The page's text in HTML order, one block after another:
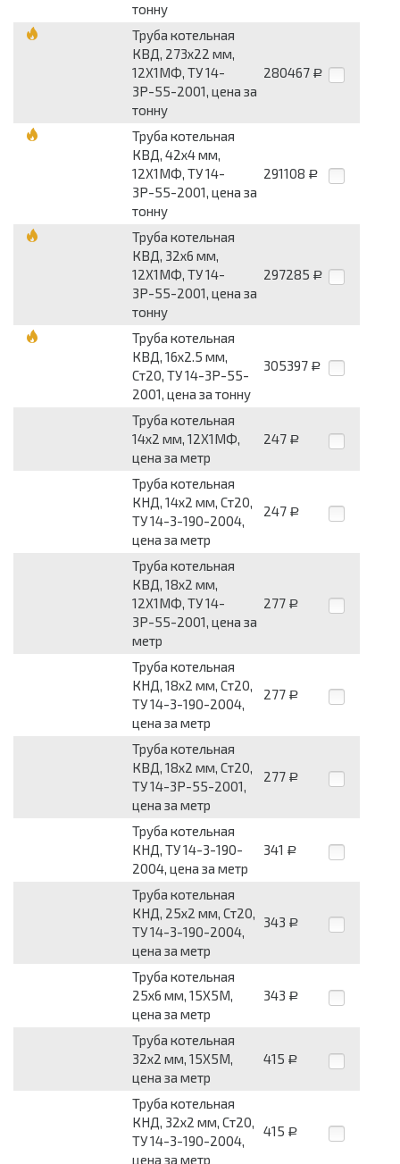
тонну
Труба котельная
КВД, 273х22 мм,
12Х1МФ, ТУ 14-
3Р-55-2001, цена за
тонну
280467 Р
Труба котельная
КВД, 42х4 мм,
12Х1МФ, ТУ 14-
3Р-55-2001, цена за
тонну
291108 Р
Труба котельная
КВД, 32х6 мм,
12Х1МФ, ТУ 14-
3Р-55-2001, цена за
тонну
297285 Р
Труба котельная
КВД, 16х2.5 мм,
Ст20, ТУ 14-3Р-55-
2001, цена за тонну
305397 Р
Труба котельная
14х2 мм, 12Х1МФ,
цена за метр
247 Р
Труба котельная
КНД, 14х2 мм, Ст20,
ТУ 14-3-190-2004,
цена за метр
247 Р
Труба котельная
КВД, 18х2 мм,
12Х1МФ, ТУ 14-
3Р-55-2001, цена за
метр
277 Р
Труба котельная
КНД, 18х2 мм, Ст20,
ТУ 14-3-190-2004,
цена за метр
277 Р
Труба котельная
КВД, 18х2 мм, Ст20,
ТУ 14-3Р-55-2001,
цена за метр
277 Р
Труба котельная
КНД, ТУ 14-3-190-
2004, цена за метр
341 Р
Труба котельная
КНД, 25х2 мм, Ст20,
ТУ 14-3-190-2004,
цена за метр
343 Р
Труба котельная
25х6 мм, 15Х5М,
цена за метр
343 Р
Труба котельная
32х2 мм, 15Х5М,
цена за метр
415 Р
Труба котельная
КНД, 32х2 мм, Ст20,
ТУ 14-3-190-2004,
цена за метр
415 Р